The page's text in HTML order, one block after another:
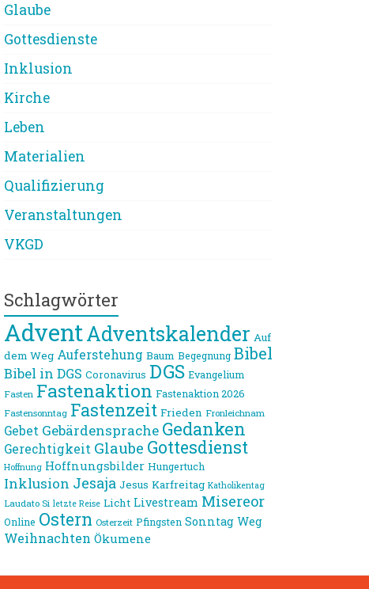
Glaube
Gottesdienste
Inklusion
Kirche
Leben
Materialien
Qualifizierung
Veranstaltungen
VKGD
Schlagwörter
AdventAdventskalender Auf
dem Weg Auferstehung Baum Begegnung Bibel
Bibel in DGS Coronavirus DGS Evangelium
Fasten Fastenaktion Fastenaktion 2026
Fastensonntag Fastenzeit Frieden Fronleichnam
Gebet Gebärdensprache Gedanken
Gerechtigkeit Glaube Gottesdienst
Hoffnung Hoffnungsbilder Hungertuch
Inklusion Jesaja Jesus Karfreitag Katholikentag
Laudato Si letzte Reise Licht Livestream Misereor
Online Ostern Osterzeit Pfingsten Sonntag Weg
Weihnachten Ökumene